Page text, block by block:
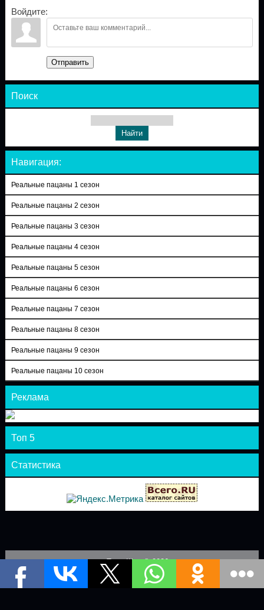
Войдите:
Отправить
Поиск
Навигация:
Реальные пацаны 1 сезон
Реальные пацаны 2 сезон
Реальные пацаны 3 сезон
Реальные пацаны 4 сезон
Реальные пацаны 5 сезон
Реальные пацаны 6 сезон
Реальные пацаны 7 сезон
Реальные пацаны 8 сезон
Реальные пацаны 9 сезон
Реальные пацаны 10 сезон
Реклама
Топ 5
Статистика
Теле-Шоу © 2026